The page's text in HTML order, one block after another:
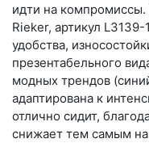
идти на
Rieker, артикул
удобства,
презентабельного
модных трендов
адаптирована к
отлично сидит,
снижает тем самым